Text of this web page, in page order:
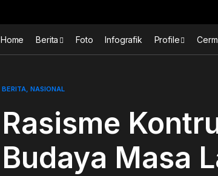
Home Berita Foto Infografik Profile
BERITA NASIONAL
Rasisme
Budaya Masa